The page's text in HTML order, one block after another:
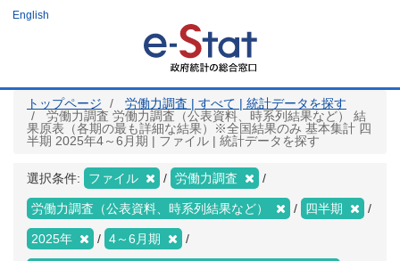
ツ
English
トップページ
労働力調査 | すべて | 統計データを探す
労働力調査 労働力調査（公表資料、時系列結果など） 結
果原表（各期の最も詳細な結果）※全国結果のみ 基本集計 四
半期 2025年4～6月期 | ファイル | 統計データを探す
選択条件: ファイル 労働力調査
労働力調査（公表資料、時系列結果など） 四半期
2025年 4～6月期